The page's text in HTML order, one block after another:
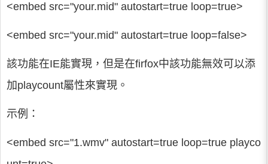
<embed src="your.mid" autostart=true loop=true>
<embed src="your.mid" autostart=true loop=false>
該功能在IE能實現，但是在firfox中該功能無效可以添
加playcount屬性來實現。
示例：
<embed src="1.wmv" autostart=true loop=true playco